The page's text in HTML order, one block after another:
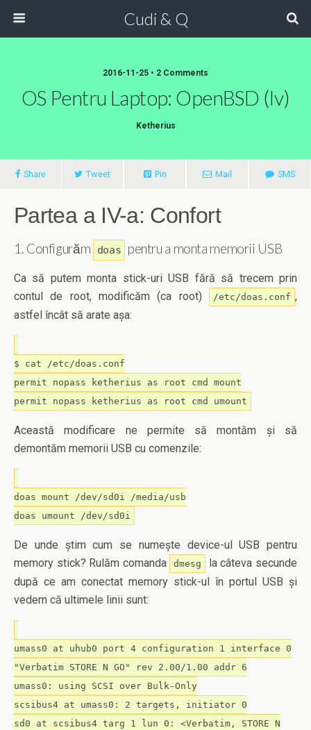
Cudi & Q
2016-11-25 • 2 Comments
OS Pentru Laptop: OpenBSD (iv)
Ketherius
Share Tweet Pin Mail SMS
Partea a IV-a: Confort
1. Configurăm doas pentru a monta memorii USB
Ca să putem monta stick-uri USB fără să trecem prin
contul de root, modificăm (ca root)
/etc/doas.conf ,
astfel încât să arate așa:
$ cat /etc/doas.conf
permit nopass ketherius as root cmd mount
permit nopass ketherius as root cmd umount
Această modificare ne permite să montăm și să
demontăm memorii USB cu comenzile:
doas mount /dev/sd0i /media/usb
doas umount /dev/sd0i
De unde știm cum se numește device-ul USB pentru
memory stick? Rulăm comanda
dmesg
la câteva secunde
după ce am conectat memory stick-ul în portul USB și
vedem că ultimele linii sunt:
umass0 at uhub0 port 4 configuration 1 interface 0
"Verbatim STORE N GO" rev 2.00/1.00 addr 6
umass0: using SCSI over Bulk-Only
scsibus4 at umass0: 2 targets, initiator 0
sd0 at scsibus4 targ 1 lun 0: <Verbatim, STORE N